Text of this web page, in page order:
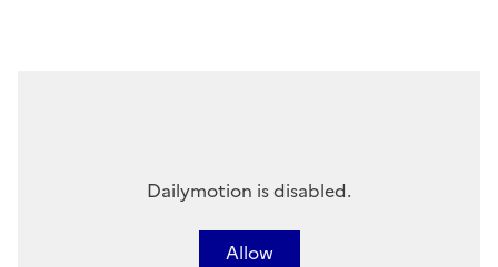
Dailymotion is disabled.
Allow